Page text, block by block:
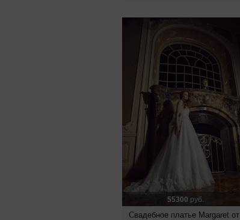
55300 руб.
Свадебное платье Margaret от